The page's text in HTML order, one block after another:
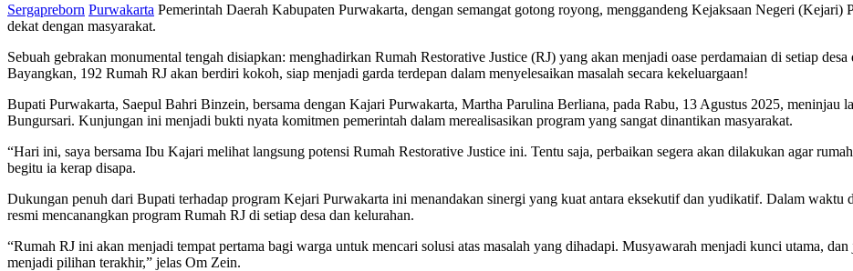
Sergapreborn Purwakarta Pemerintah Daerah Kabupaten Purwakarta, dengan semangat gotong royong, menggandeng Kejaksaan Negeri
dekat dengan masyarakat.
Sebuah gebrakan monumental tengah disiapkan: menghadirkan Rumah Restorative Justice (RJ) yang akan menjadi oase perdamaian di setiap
Bayangkan, 192 Rumah RJ akan berdiri kokoh, siap menjadi garda terdepan dalam menyelesaikan masalah secara kekeluargaan!
Bupati Purwakarta, Saepul Bahri Binzein, bersama dengan Kajari Purwakarta, Martha Parulina Berliana, pada Rabu, 13 Agustus 2025, meninjau
Bungursari. Kunjungan ini menjadi bukti nyata komitmen pemerintah dalam merealisasikan program yang sangat dinantikan masyarakat.
“Hari ini, saya bersama Ibu Kajari melihat langsung potensi Rumah Restorative Justice ini. Tentu saja, perbaikan segera akan dilakukan agar
begitu ia kerap disapa.
Dukungan penuh dari Bupati terhadap program Kejari Purwakarta ini menandakan sinergi yang kuat antara eksekutif dan yudikatif. Dalam waktu
resmi mencanangkan program Rumah RJ di setiap desa dan kelurahan.
“Rumah RJ ini akan menjadi tempat pertama bagi warga untuk mencari solusi atas masalah yang dihadapi. Musyawarah menjadi kunci utama,
menjadi pilihan terakhir,” jelas Om Zein.